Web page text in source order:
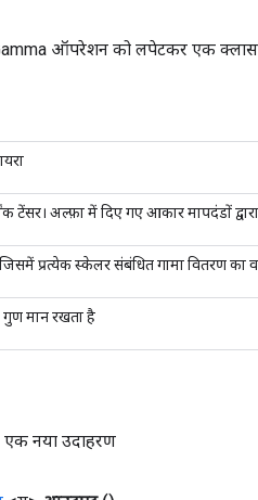
ऑपरेशन को लपेटकर एक क्लास
टेंसर। अल्फ़ा में दिए गए आकार मापदंडों
प्रत्येक स्केलर संबंधित गामा वितरण का
मान रखता है
एक नया उदाहरण